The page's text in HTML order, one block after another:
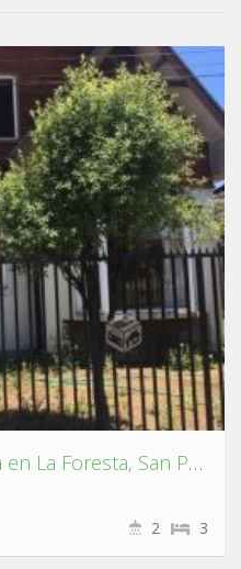
Se Vende Hermosa Casa en La Foresta, San Pedro.
3
2